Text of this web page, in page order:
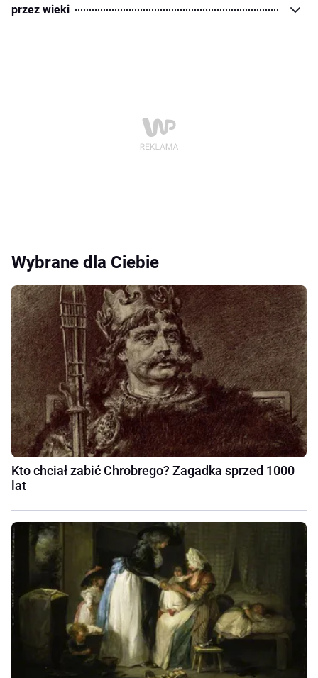
przez wieki
Wybrane dla Ciebie
Kto chciał zabić Chrobrego? Zagadka sprzed 1000
lat